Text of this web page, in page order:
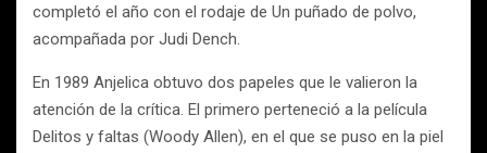
completó el año con el rodaje de Un puñado de polvo,
acompañada por Judi Dench.
En 1989 Anjelica obtuvo dos papeles que le valieron la
atención de la crítica. El primero perteneció a la película
Delitos y faltas (Woody Allen), en el que se puso en la piel